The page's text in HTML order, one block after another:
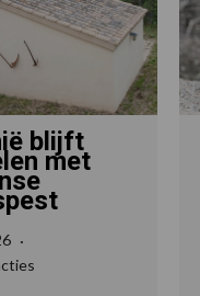
blijft
met